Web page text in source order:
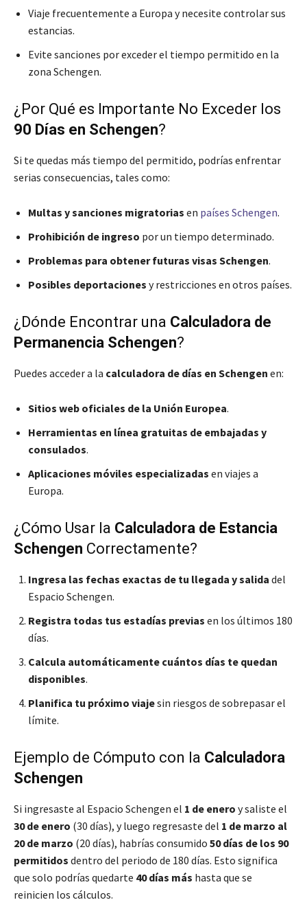
Viaje frecuentemente a Europa y necesite controlar sus
estancias.
Evite sanciones por exceder el tiempo permitido en la
zona Schengen.
¿Por Qué es Importante No Exceder los
90 Días en Schengen?
Si te quedas más tiempo del permitido, podrías enfrentar
serias consecuencias, tales como:
Multas y sanciones migratorias en países Schengen.
Prohibición de ingreso por un tiempo determinado.
Problemas para obtener futuras visas Schengen.
Posibles deportaciones y restricciones en otros países.
¿Dónde Encontrar una Calculadora de
Permanencia Schengen?
Puedes acceder a la calculadora de días en Schengen en:
Sitios web oficiales de la Unión Europea.
Herramientas en línea gratuitas de embajadas y
consulados.
Aplicaciones móviles especializadas en viajes a
Europa.
¿Cómo Usar la Calculadora de Estancia
Schengen Correctamente?
Ingresa las fechas exactas de tu llegada y salida del
Espacio Schengen.
Registra todas tus estadías previas en los últimos 180
días.
Calcula automáticamente cuántos días te quedan
disponibles.
Planifica tu próximo viajesin riesgos de sobrepasar el
límite.
Ejemplo de Cómputo con la Calculadora
Schengen
Si ingresaste al Espacio Schengen el 1 de enero y saliste el
30 de enero (30 días), y luego regresaste del 1 de marzo al
20 de marzo (20 días), habrías consumido 50 días de los 90
permitidos dentro del periodo de 180 días. Esto significa
que solo podrías quedarte 40 días más hasta que se
reinicien los cálculos.